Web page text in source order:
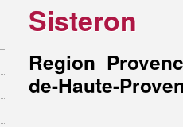
Sisteron
Region
de-Haute-